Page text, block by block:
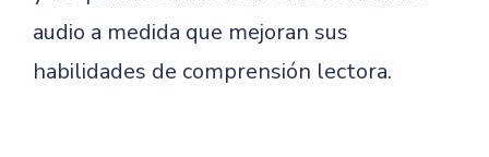
audio a medida que mejoran sus
habilidades de comprensión lectora.